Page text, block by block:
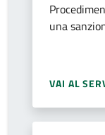
una
VAI AL